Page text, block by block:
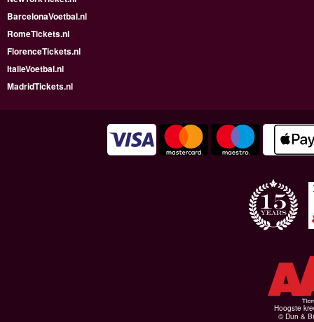
BarcelonaVoetbal.nl
RomeTickets.nl
FlorenceTickets.nl
ItalieVoetbal.nl
MadridTickets.nl
Hoogste
© Dun &